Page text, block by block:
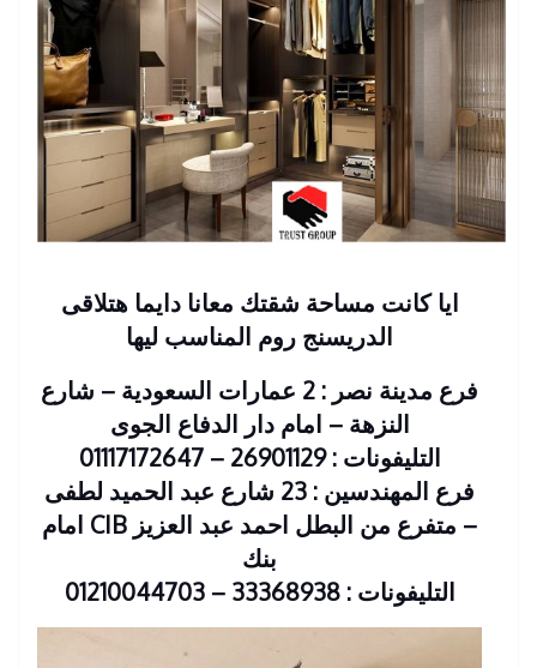
ايا كانت مساحة شقتك معانا دايما هتلاقى
الدريسنج روم المناسب ليها
فرع مدينة نصر : 2 عمارات السعودية – شارع
النزهة – امام دار الدفاع الجوى
التليفونات : 26901129 – 01117172647
فرع المهندسين : 23 شارع عبد الحميد لطفى
– متفرع من البطل احمد عبد العزيز CIB امام
بنك
التليفونات : 33368938 – 01210044703